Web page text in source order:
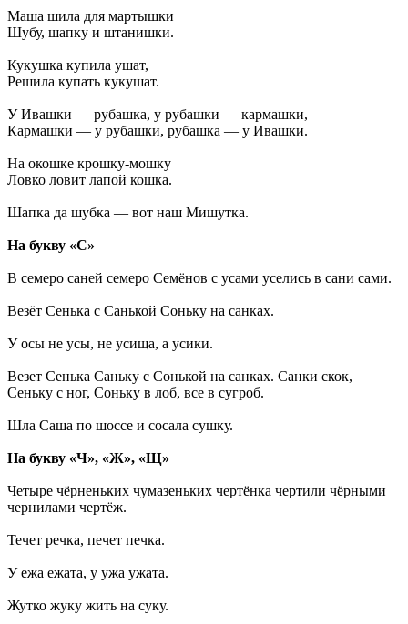
Маша шила для мартышки
Шубу, шапку и штанишки.
Кукушка купила ушат,
Решила купать кукушат.
У Ивашки — рубашка, у рубашки — кармашки,
Кармашки — у рубашки, рубашка — у Ивашки.
На окошке крошку-мошку
Ловко ловит лапой кошка.
Шапка да шубка — вот наш Мишутка.
На букву «С»
В семеро саней семеро Семёнов с усами уселись в сани сами.
Везёт Сенька с Санькой Соньку на санках.
У осы не усы, не усища, а усики.
Везет Сенька Саньку с Сонькой на санках. Санки скок,
Сеньку с ног, Соньку в лоб, все в сугроб.
Шла Саша по шоссе и сосала сушку.
На букву «Ч», «Ж», «Щ»
Четыре чёрненьких чумазеньких чертёнка чертили чёрными
чернилами чертёж.
Течет речка, печет печка.
У ежа ежата, у ужа ужата.
Жутко жуку жить на суку.